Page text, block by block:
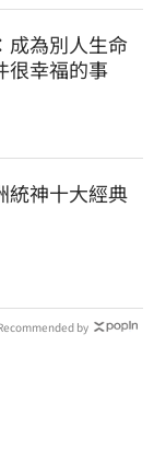
成為別人生命
幸福的事
統神十大經典
by